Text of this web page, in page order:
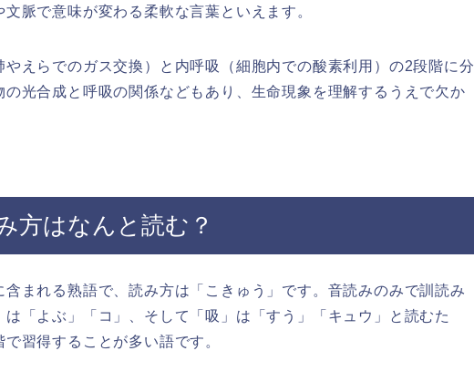
脈で意味が変わる柔軟な言葉といえます。
えらでのガス交換）と内呼吸（細胞内での酸素利用）の2段階に分
の光合成と呼吸の関係などもあり、生命現象を理解するうえで欠か
方はなんと読む？
含まれる熟語で、読み方は「こきゅう」です。音読みのみで訓読み
「よぶ」「コ」、そして「吸」は「すう」「キュウ」と読むた
習得することが多い語です。